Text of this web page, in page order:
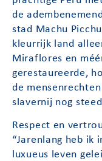
de
stad Machu
kleurrijk land
Miraflores en
gerestaureerde,
de
slavernij nog
Respect en
“Jarenlang heb ik
luxueus leven